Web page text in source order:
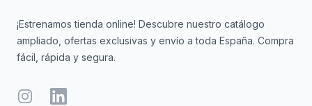
¡Estrenamos tienda online! Descubre nuestro catálogo
ampliado, ofertas exclusivas y envío a toda España. Compra
fácil, rápida y segura.
InstagramLinkedIn